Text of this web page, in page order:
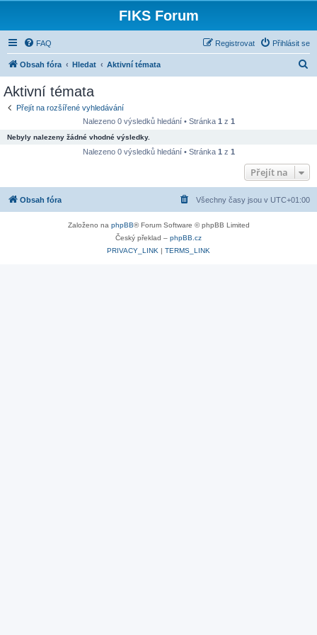
FIKS Forum
FAQ Přihlásit se
Registrovat
Obsah fóra Hledat Aktivní témata
Aktivní témata
Přejít na rozšířené vyhledávání
Nalezeno 0 výsledků hledání • Stránka 1 z 1
Nebyly nalezeny žádné vhodné výsledky.
Nalezeno 0 výsledků hledání • Stránka 1 z 1
Přejít na
Obsah fóra Všechny časy jsou v UTC+01:00
Založeno na phpBB® Forum Software © phpBB Limited
Český překlad – phpBB.cz
PRIVACY_LINK | TERMS_LINK